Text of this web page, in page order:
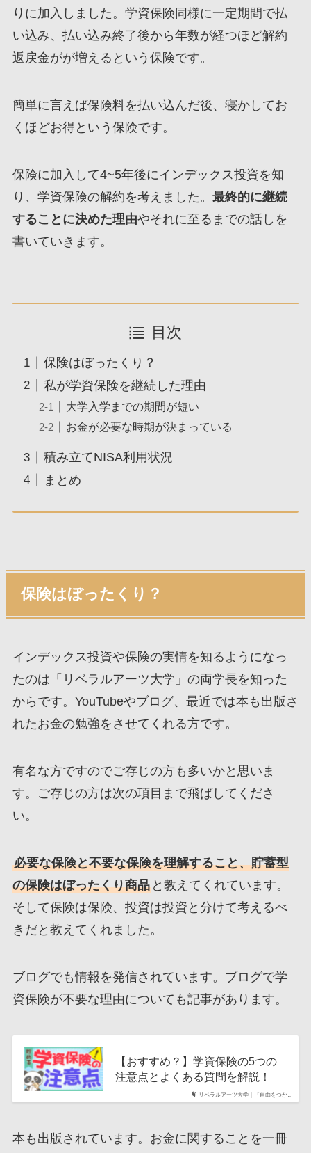
りに加入しました。学資保険同様に一定期間で払
い込み、払い込み終了後から年数が経つほど解約
返戻金がが増えるという保険です。
簡単に言えば保険料を払い込んだ後、寝かしてお
くほどお得という保険です。
保険に加入して4~5年後にインデックス投資を知
り、学資保険の解約を考えました。 最終的に継続
することに決めた理由やそれに至るまでの話しを
書いていきます。
目次
保険はぼったくり？
私が学資保険を継続した理由
大学入学までの期間が短い
お金が必要な時期が決まっている
積み立てNISA利用状況
まとめ
保険はぼったくり？
インデックス投資や保険の実情を知るようになっ
たのは「リベラルアーツ大学」の両学長を知った
からです。YouTubeやブログ、最近では本も出版さ
れたお金の勉強をさせてくれる方です。
有名な方ですのでご存じの方も多いかと思いま
す。ご存じの方は次の項目まで飛ばしてくださ
い。
必要な保険と不要な保険を理解すること、貯蓄型
の保険はぼったくり商品と教えてくれています。
そして保険は保険、投資は投資と分けて考えるべ
きだと教えてくれました。
ブログでも情報を発信されています。ブログで学
資保険が不要な理由についても記事があります。
リベラルアーツ大学｜『自由をつか…
【おすすめ？】学資保険の5つの
注意点とよくある質問を解説！
本も出版されています。お金に関することを一冊